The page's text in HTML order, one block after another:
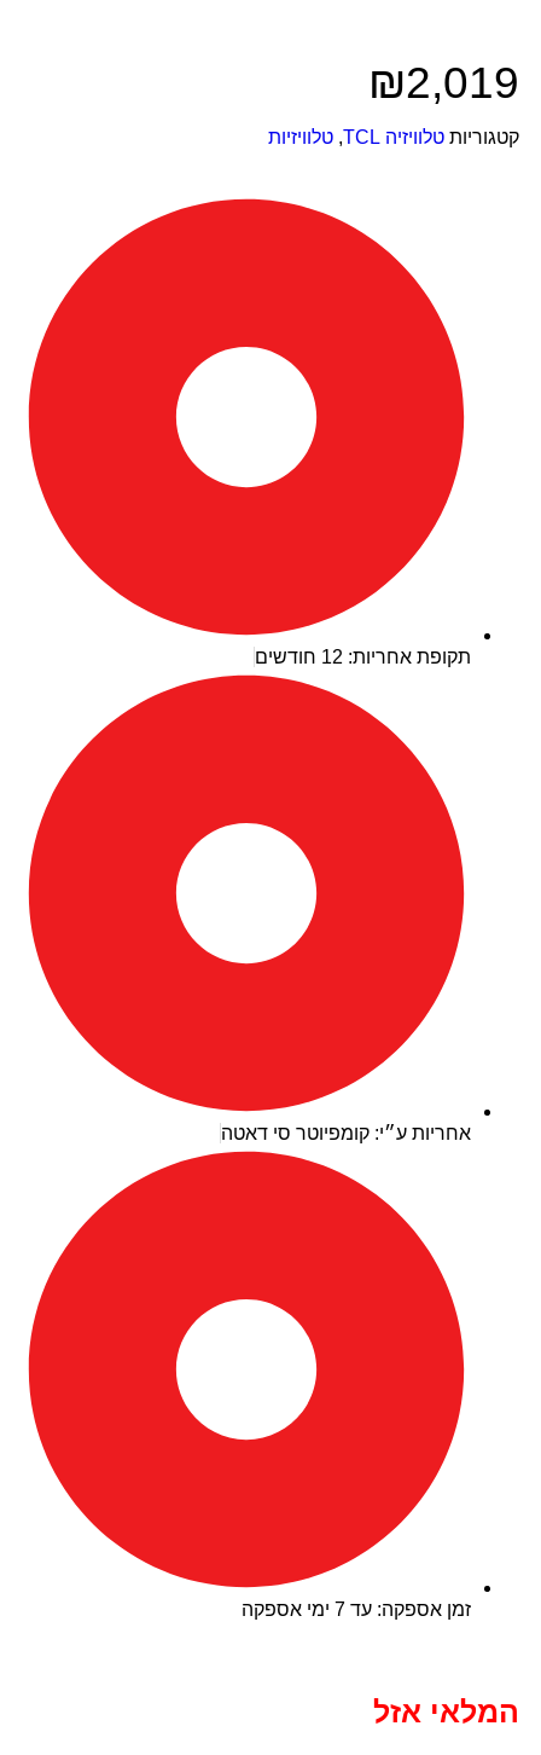
₪2,019
קטגוריות טלוויזיה TCL , טלוויזיות
תקופת אחריות: 12 חודשים
אחריות ע״י: קומפיוטר סי דאטה
זמן אספקה: עד 7 ימי אספקה
המלאי אזל